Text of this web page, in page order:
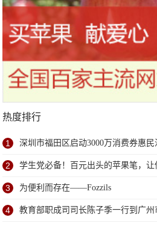
热度排行
1 深圳市福田区启动3000万消费券惠民
2 学生党必备！百元出头的苹果笔，让
3 为便利而存在——Fozzils
4 教育部职成司司长陈子季一行到广